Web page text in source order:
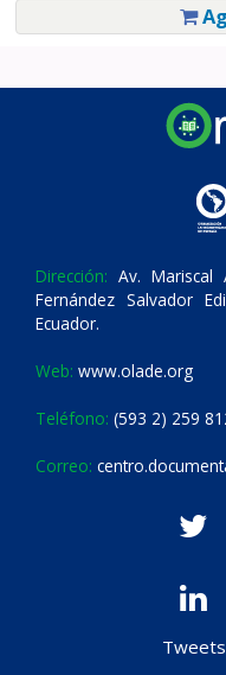
Dirección: Av. Mariscal
Fernández Salvador
Ecuador.
Web: www.olade.org
Teléfono: (593 2) 259
Correo: